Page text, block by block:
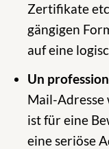
Zertifikate
gängigen
auf eine
Un
Mail-Adresse
ist für eine
eine seriöse